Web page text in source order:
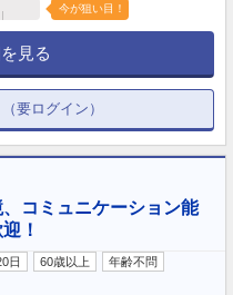
今が狙い目！
見る
要ログイン）
コミュニケーション能
！
日 60歳以上
年齢不問